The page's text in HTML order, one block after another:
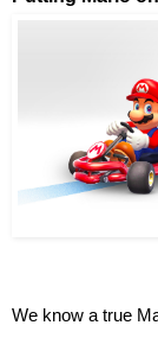
We know a true